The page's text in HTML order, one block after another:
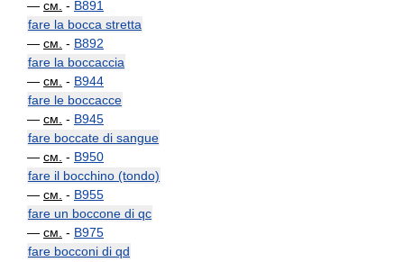
— см. - B891
fare la bocca stretta
— см. - B892
fare la boccaccia
— см. - B944
fare le boccacce
— см. - B945
fare boccate di sangue
— см. - B950
fare il bocchino (tondo)
— см. - B955
fare un boccone di qc
— см. - B975
fare bocconi di qd